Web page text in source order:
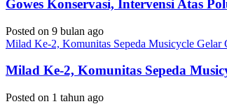
Gowes Konservasi, Intervensi Atas
Posted on 9 bulan ago
Milad Ke-2, Komunitas Sepeda Musicycle
Milad Ke-2, Komunitas Sepeda
Posted on 1 tahun ago